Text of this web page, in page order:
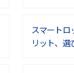
スマートロ
リット、